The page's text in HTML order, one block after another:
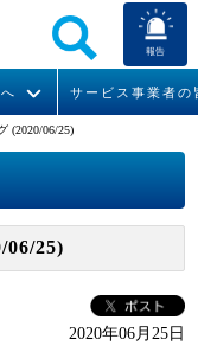
報告
対策 5ヶ条
サービス事業者の
(2020/06/25)
06/25)
2020年06月25日